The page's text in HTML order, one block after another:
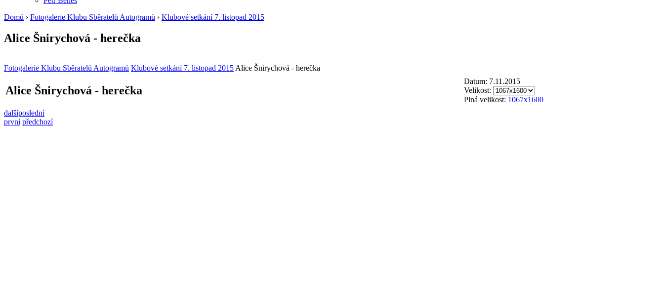
Domů › Fotogalerie Klubu Sběratelů Autogramů › Klubové setkání 7. listopad 2015
Alice Šnirychová - herečka
Fotogalerie Klubu Sběratelů Autogramů Klubové setkání 7. listopad 2015 Alice Šnirychová - herečka
Alice Šnirychová - herečka
Datum: 7.11.2015
Velikost:
Plná velikost: 1067x1600
dalšíposlední
první předchozí